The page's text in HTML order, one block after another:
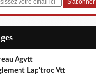
Agvtt
Lap'troc Vtt